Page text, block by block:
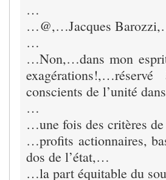
…
…@,…Jacques
…
…Non,…dans mon
conscients de l’unité
…
…une fois des critères
…profits actionnaires,
dos de l’état,…
…la part équitable du